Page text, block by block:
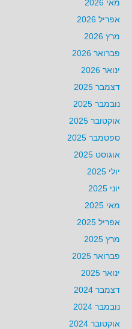
מאי 2026
אפריל 2026
מרץ 2026
פברואר 2026
ינואר 2026
דצמבר 2025
נובמבר 2025
אוקטובר 2025
ספטמבר 2025
אוגוסט 2025
יולי 2025
יוני 2025
מאי 2025
אפריל 2025
מרץ 2025
פברואר 2025
ינואר 2025
דצמבר 2024
נובמבר 2024
אוקטובר 2024